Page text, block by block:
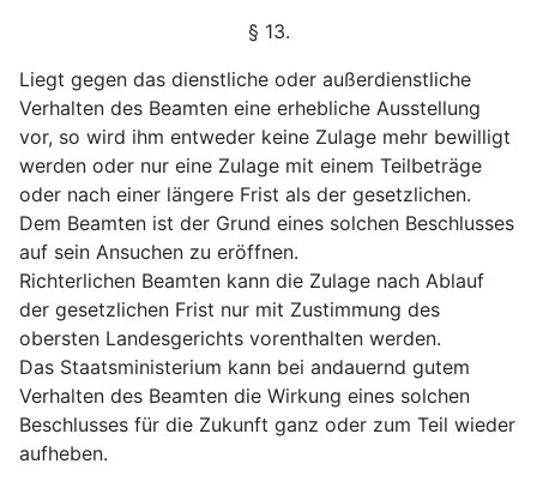
§ 13.
Liegt gegen das dienstliche oder außerdienstliche
Verhalten des Beamten eine erhebliche Ausstellung
vor, so wird ihm entweder keine Zulage mehr bewilligt
werden oder nur eine Zulage mit einem Teilbeträge
oder nach einer längere Frist als der gesetzlichen.
Dem Beamten ist der Grund eines solchen Beschlusses
auf sein Ansuchen zu eröffnen.
Richterlichen Beamten kann die Zulage nach Ablauf
der gesetzlichen Frist nur mit Zustimmung des
obersten Landesgerichts vorenthalten werden.
Das Staatsministerium kann bei andauernd gutem
Verhalten des Beamten die Wirkung eines solchen
Beschlusses für die Zukunft ganz oder zum Teil wieder
aufheben.